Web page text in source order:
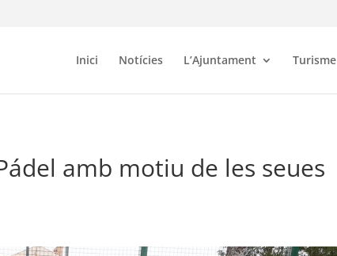
Inici Notícies L’Ajuntament Turisme
amb motiu de les seues